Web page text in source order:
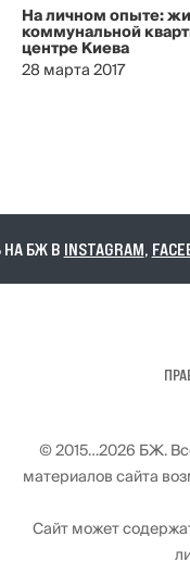
На личном опыте:
коммунальной
центре Киева
28 марта 2017
БЖ ВINSTAGRAM,
© 2015…2026 БЖ.
материалов сайта
Сайт может